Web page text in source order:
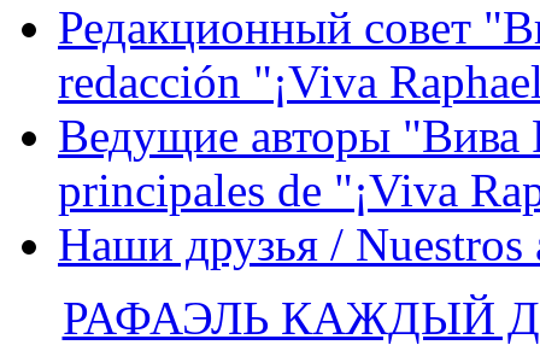
Редакционный совет
redacción "¡Viva
Ведущие авторы "Вива
principales de "¡Viva
Наши друзья / Nuestros
РАФАЭЛЬ КАЖДЫЙ